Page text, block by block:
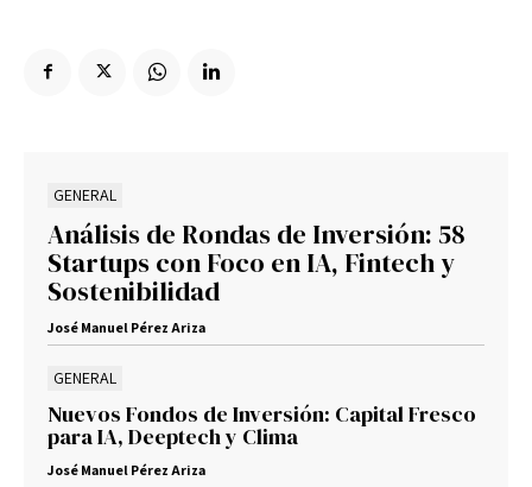
GENERAL
Análisis de Rondas de Inversión: 58
Startups con Foco en IA, Fintech y
Sostenibilidad
José Manuel Pérez Ariza
GENERAL
Nuevos Fondos de Inversión: Capital Fresco
para IA, Deeptech y Clima
José Manuel Pérez Ariza